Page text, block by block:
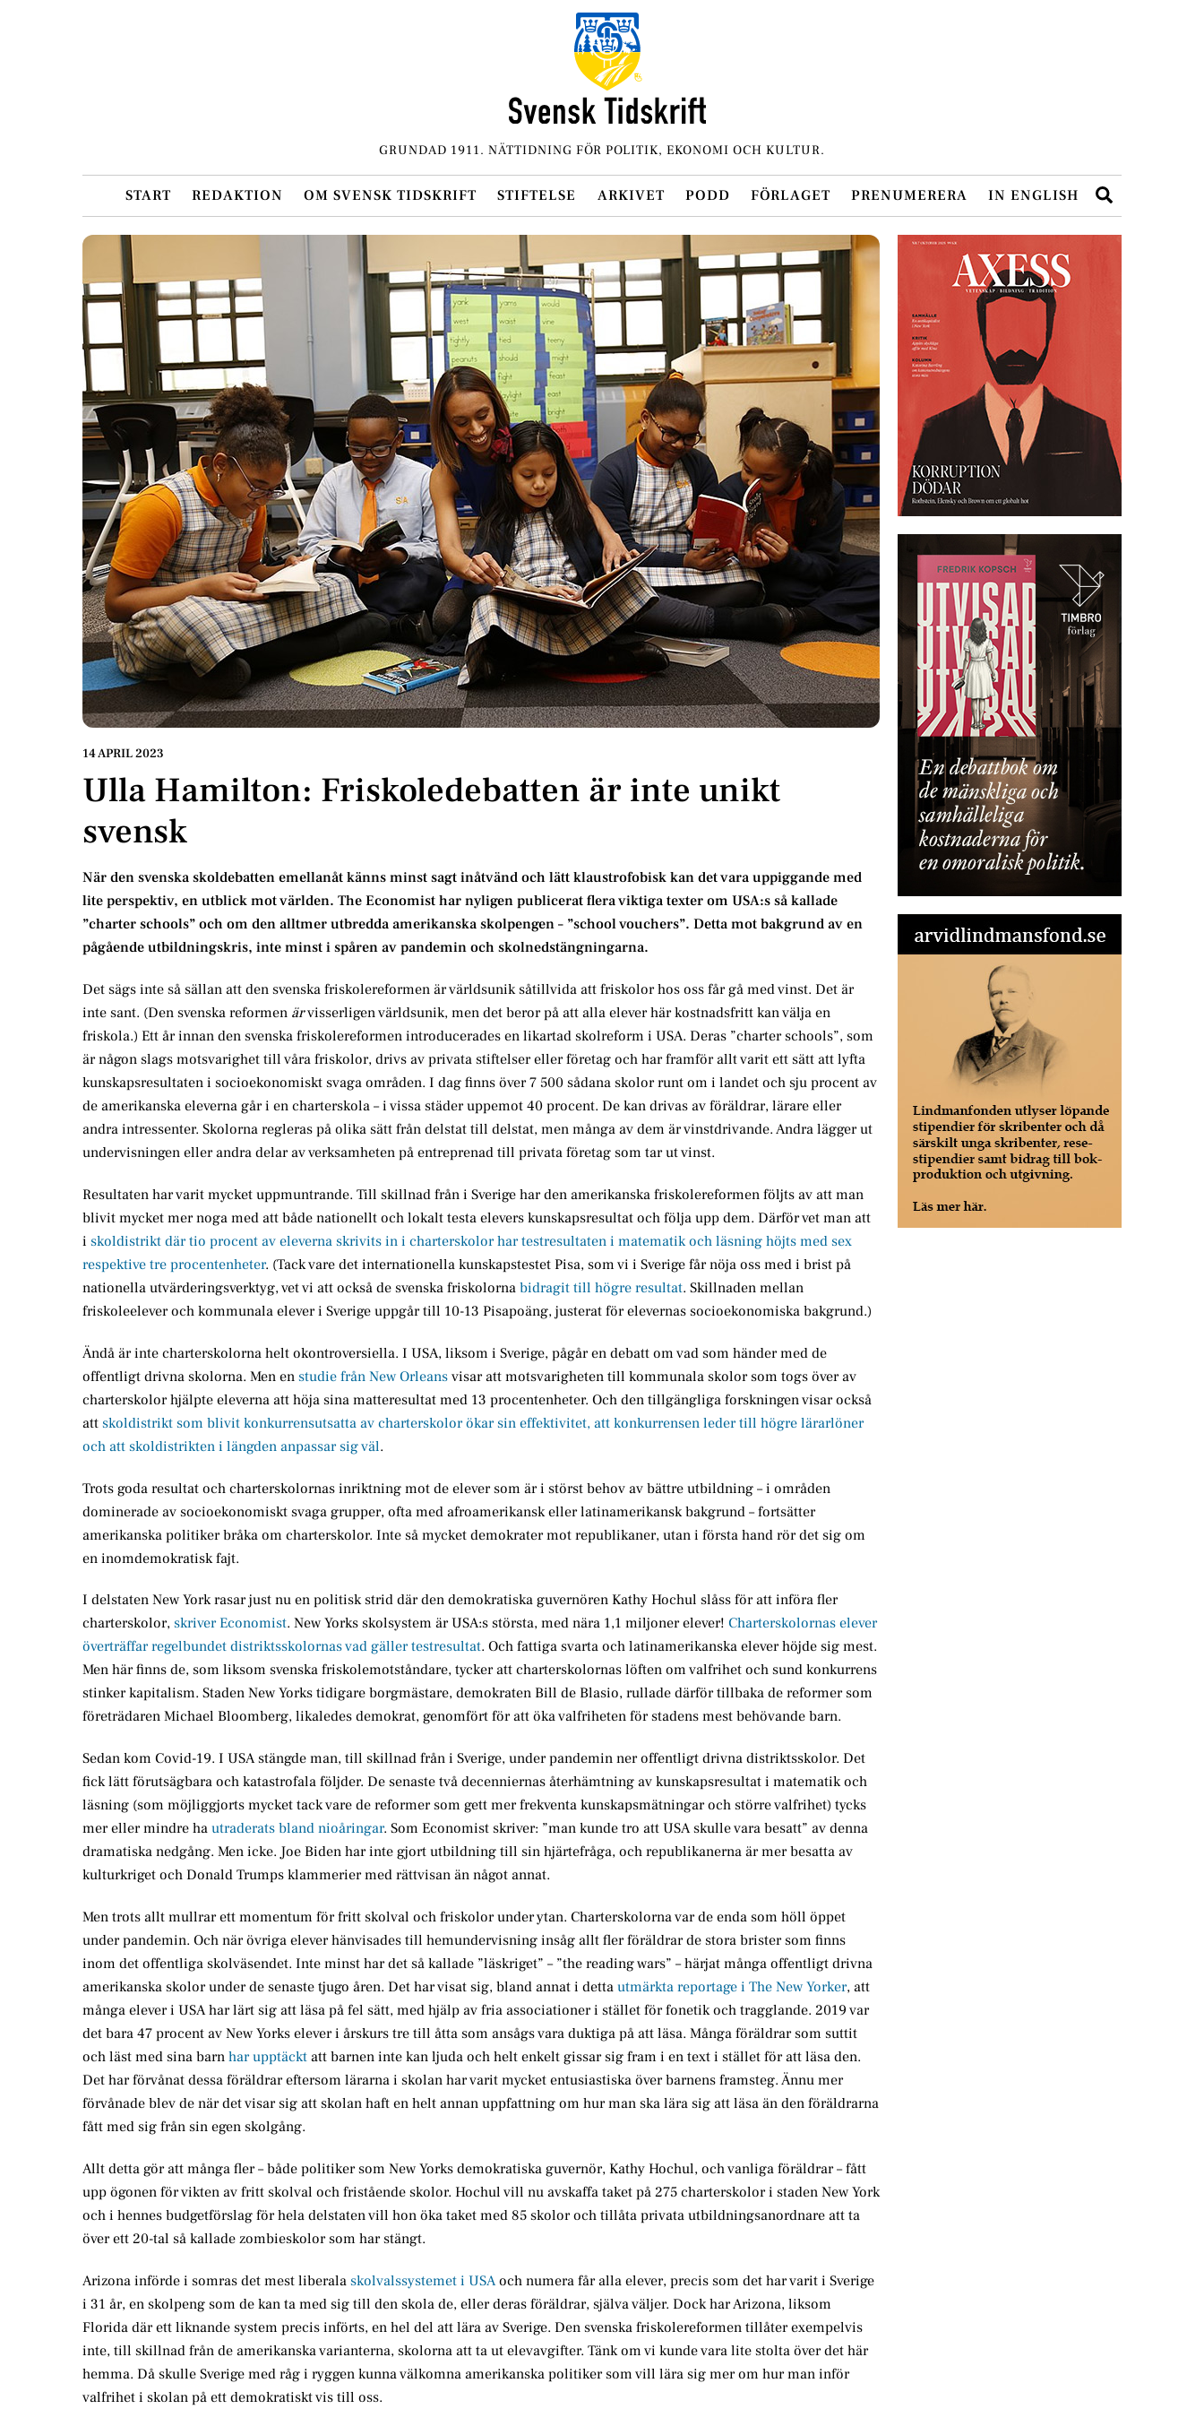
GRUNDAD 1911. NÄTTIDNING FÖR POLITIK, EKONOMI OCH KULTUR.
START REDAKTION OM SVENSK TIDSKRIFT STIFTELSE ARKIVET PODD FÖRLAGET PRENUMERERA IN ENGLISH
14 APRIL 2023
Ulla Hamilton: Friskoledebatten är inte unikt
svensk
När den svenska skoldebatten emellanåt känns minst sagt inåtvänd och lätt klaustrofobisk kan det vara uppiggande med
lite perspektiv, en utblick mot världen. The Economist har nyligen publicerat flera viktiga texter om USA:s så kallade
”charter schools” och om den alltmer utbredda amerikanska skolpengen – ”school vouchers”. Detta mot bakgrund av en
pågående utbildningskris, inte minst i spåren av pandemin och skolnedstängningarna.
Det sägs inte så sällan att den svenska friskolereformen är världsunik såtillvida att friskolor hos oss får gå med vinst. Det är
inte sant. (Den svenska reformen ärvisserligen världsunik, men det beror på att alla elever här kostnadsfritt kan välja en
friskola.) Ett år innan den svenska friskolereformen introducerades en likartad skolreform i USA. Deras ”charter schools”, som
är någon slags motsvarighet till våra friskolor, drivs av privata stiftelser eller företag och har framför allt varit ett sätt att lyfta
kunskapsresultaten i socioekonomiskt svaga områden. I dag finns över 7 500 sådana skolor runt om i landet och sju procent av
de amerikanska eleverna går i en charterskola – i vissa städer uppemot 40 procent. De kan drivas av föräldrar, lärare eller
andra intressenter. Skolorna regleras på olika sätt från delstat till delstat, men många av dem är vinstdrivande. Andra lägger ut
undervisningen eller andra delar av verksamheten på entreprenad till privata företag som tar ut vinst.
Resultaten har varit mycket uppmuntrande. Till skillnad från i Sverige har den amerikanska friskolereformen följts av att man
blivit mycket mer noga med att både nationellt och lokalt testa elevers kunskapsresultat och följa upp dem. Därför vet man att
i skoldistrikt där tio procent av eleverna skrivits in i charterskolor har testresultaten i matematik och läsning höjts med sex
respektive tre procentenheter. (Tack vare det internationella kunskapstestet Pisa, som vi i Sverige får nöja oss med i brist på
nationella utvärderingsverktyg, vet vi att också de svenska friskolorna bidragit till högre resultat. Skillnaden mellan
friskoleelever och kommunala elever i Sverige uppgår till 10-13 Pisapoäng, justerat för elevernas socioekonomiska bakgrund.)
Ändå är inte charterskolorna helt okontroversiella. I USA, liksom i Sverige, pågår en debatt om vad som händer med de
offentligt drivna skolorna. Men en studie från New Orleans visar att motsvarigheten till kommunala skolor som togs över av
charterskolor hjälpte eleverna att höja sina matteresultat med 13 procentenheter. Och den tillgängliga forskningen visar också
att skoldistrikt som blivit konkurrensutsatta av charterskolor ökar sin effektivitet, att konkurrensen leder till högre lärarlöner
och att skoldistrikten i längden anpassar sig väl.
Trots goda resultat och charterskolornas inriktning mot de elever som är i störst behov av bättre utbildning – i områden
dominerade av socioekonomiskt svaga grupper, ofta med afroamerikansk eller latinamerikansk bakgrund – fortsätter
amerikanska politiker bråka om charterskolor. Inte så mycket demokrater mot republikaner, utan i första hand rör det sig om
en inomdemokratisk fajt.
I delstaten New York rasar just nu en politisk strid där den demokratiska guvernören Kathy Hochul slåss för att införa fler
charterskolor, skriver Economist. New Yorks skolsystem är USA:s största, med nära 1,1 miljoner elever! Charterskolornas elever
överträffar regelbundet distriktsskolornas vad gäller testresultat. Och fattiga svarta och latinamerikanska elever höjde sig mest.
Men här finns de, som liksom svenska friskolemotståndare, tycker att charterskolornas löften om valfrihet och sund konkurrens
stinker kapitalism. Staden New Yorks tidigare borgmästare, demokraten Bill de Blasio, rullade därför tillbaka de reformer som
företrädaren Michael Bloomberg, likaledes demokrat, genomfört för att öka valfriheten för stadens mest behövande barn.
Sedan kom Covid-19. I USA stängde man, till skillnad från i Sverige, under pandemin ner offentligt drivna distriktsskolor. Det
fick lätt förutsägbara och katastrofala följder. De senaste två decenniernas återhämtning av kunskapsresultat i matematik och
läsning (som möjliggjorts mycket tack vare de reformer som gett mer frekventa kunskapsmätningar och större valfrihet) tycks
mer eller mindre ha utraderats bland nioåringar. Som Economist skriver: ”man kunde tro att USA skulle vara besatt” av denna
dramatiska nedgång. Men icke. Joe Biden har inte gjort utbildning till sin hjärtefråga, och republikanerna är mer besatta av
kulturkriget och Donald Trumps klammerier med rättvisan än något annat.
Men trots allt mullrar ett momentum för fritt skolval och friskolor under ytan. Charterskolorna var de enda som höll öppet
under pandemin. Och när övriga elever hänvisades till hemundervisning insåg allt fler föräldrar de stora brister som finns
inom det offentliga skolväsendet. Inte minst har det så kallade ”läskriget” – ”the reading wars” – härjat många offentligt drivna
amerikanska skolor under de senaste tjugo åren. Det har visat sig, bland annat i detta utmärkta reportage i The New Yorker, att
många elever i USA har lärt sig att läsa på fel sätt, med hjälp av fria associationer i stället för fonetik och tragglande. 2019 var
det bara 47 procent av New Yorks elever i årskurs tre till åtta som ansågs vara duktiga på att läsa. Många föräldrar som suttit
och läst med sina barn har upptäckt att barnen inte kan ljuda och helt enkelt gissar sig fram i en text i stället för att läsa den.
Det har förvånat dessa föräldrar eftersom lärarna i skolan har varit mycket entusiastiska över barnens framsteg. Ännu mer
förvånade blev de när det visar sig att skolan haft en helt annan uppfattning om hur man ska lära sig att läsa än den föräldrarna
fått med sig från sin egen skolgång.
Allt detta gör att många fler – både politiker som New Yorks demokratiska guvernör, Kathy Hochul, och vanliga föräldrar – fått
upp ögonen för vikten av fritt skolval och fristående skolor. Hochul vill nu avskaffa taket på 275 charterskolor i staden New York
och i hennes budgetförslag för hela delstaten vill hon öka taket med 85 skolor och tillåta privata utbildningsanordnare att ta
över ett 20-tal så kallade zombieskolor som har stängt.
Arizona införde i somras det mest liberala skolvalssystemet i USAoch numera får alla elever, precis som det har varit i Sverige
i 31 år, en skolpeng som de kan ta med sig till den skola de, eller deras föräldrar, själva väljer. Dock har Arizona, liksom
Florida där ett liknande system precis införts, en hel del att lära av Sverige. Den svenska friskolereformen tillåter exempelvis
inte, till skillnad från de amerikanska varianterna, skolorna att ta ut elevavgifter. Tänk om vi kunde vara lite stolta över det här
hemma. Då skulle Sverige med råg i ryggen kunna välkomna amerikanska politiker som vill lära sig mer om hur man inför
valfrihet i skolan på ett demokratiskt vis till oss.